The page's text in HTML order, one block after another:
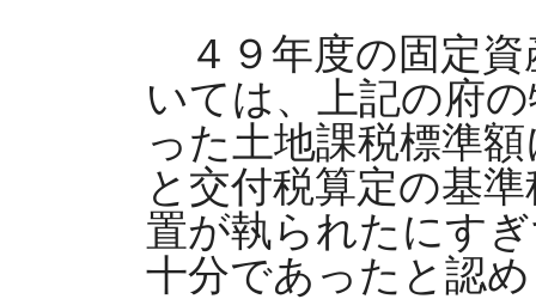
４９年度の固定資
いては、上記の府
った土地課税標準
と交付税算定の基
置が執られたにす
十分であったと認